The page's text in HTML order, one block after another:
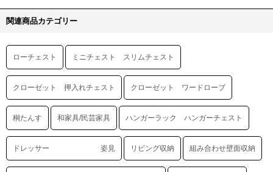
関連商品カテゴリー
ローチェスト ミニチェスト スリムチェスト
クローゼット 押入れチェスト クローゼット ワードローブ
桐たんす 和家具/民芸家具 ハンガーラック ハンガーチェスト
ドレッサー 姿見 リビング収納 組み合わせ壁面収納